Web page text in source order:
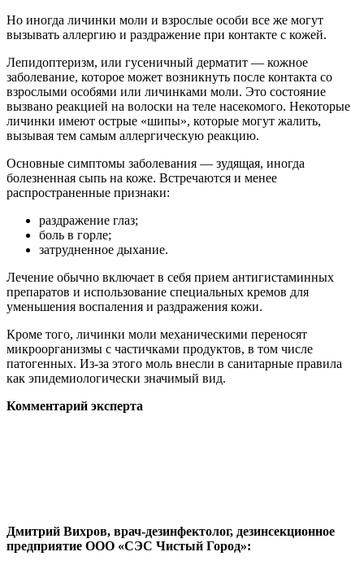
Но иногда личинки моли и взрослые особи все же могут
вызывать аллергию и раздражение при контакте с кожей.
Лепидоптеризм, или гусеничный дерматит — кожное
заболевание, которое может возникнуть после контакта со
взрослыми особями или личинками моли. Это состояние
вызвано реакцией на волоски на теле насекомого. Некоторые
личинки имеют острые «шипы», которые могут жалить,
вызывая тем самым аллергическую реакцию.
Основные симптомы заболевания — зудящая, иногда
болезненная сыпь на коже. Встречаются и менее
распространенные признаки:
раздражение глаз;
боль в горле;
затрудненное дыхание.
Лечение обычно включает в себя прием антигистаминных
препаратов и использование специальных кремов для
уменьшения воспаления и раздражения кожи.
Кроме того, личинки моли механическими переносят
микроорганизмы с частичками продуктов, в том числе
патогенных. Из-за этого моль внесли в санитарные правила
как эпидемиологически значимый вид.
Комментарий эксперта
Дмитрий Вихров, врач-дезинфектолог, дезинсекционное
предприятие ООО «СЭС Чистый Город»: